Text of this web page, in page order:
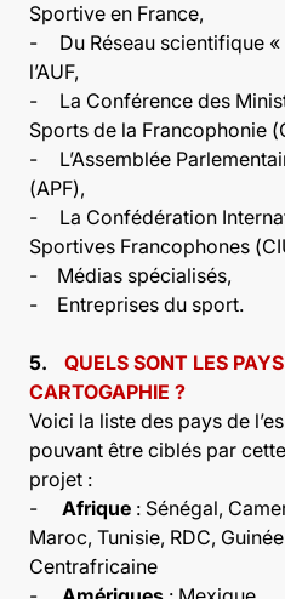
Sportive en France,
-
Du Réseau scientifique
l’AUF,
-
La Conférence des
Sports de la Francophonie
-
L’Assemblée
(APF),
-
La Confédération
Sportives Francophones
-
Médias spécialisés,
-
Entreprises du sport.
5.
QUELS SONT LES
CARTOGAPHIE ?
Voici la liste des pays de
pouvant être ciblés par
projet :
-
Afrique : Sénégal,
Maroc, Tunisie, RDC,
Centrafricaine